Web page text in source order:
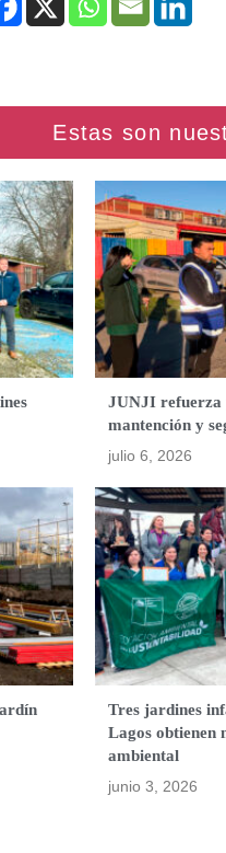
JUNJI refuerza
mantención y
julio 6, 2026
Tres jardines
Lagos obtienen
ambiental
junio 3, 2026